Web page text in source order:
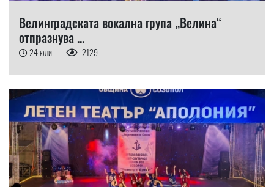
Велинградската вокална група „Велина“
отпразнува ...
24 юли 2129